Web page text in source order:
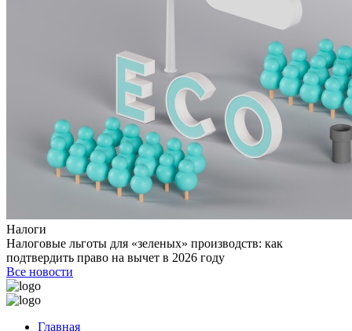
Налоги
Налоговые льготы для «зеленых» производств: как
подтвердить право на вычет в 2026 году
Все новости
Главная